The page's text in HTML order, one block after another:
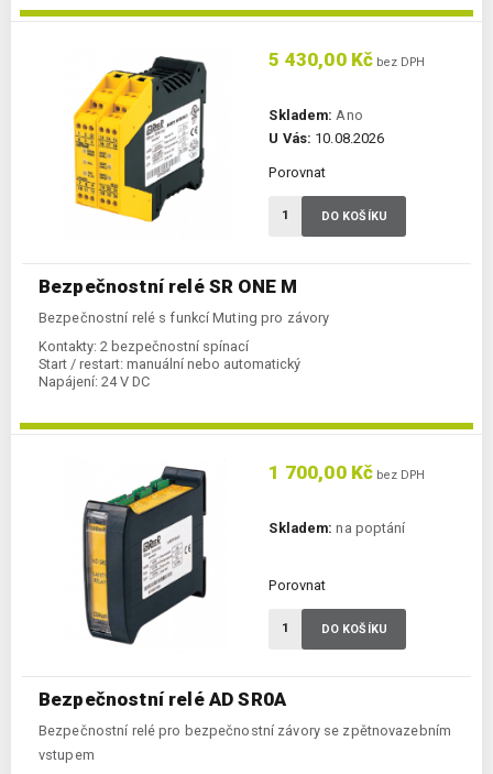
Bezpečnostní relé SR ONE M
Bezpečnostní relé s funkcí Muting pro závory
Kontakty: 2 bezpečnostní spínací
Start / restart: manuální nebo automatický
Napájení: 24 V DC
5 430,00 Kč bez DPH
Skladem: Ano
U Vás: 10.08.2026
Porovnat
DO KOŠÍKU
Bezpečnostní relé AD SR0A
Bezpečnostní relé pro bezpečnostní závory se zpětnovazebním
vstupem
1 700,00 Kč bez DPH
Skladem: na poptání
Porovnat
DO KOŠÍKU